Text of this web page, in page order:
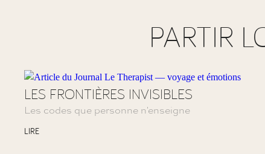
PARTIR
LES FRONTIÈRES INVISIBLES
Les codes que personne n'enseigne
LIRE